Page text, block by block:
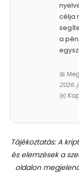
célja
a
📅
2026.
✉️
Tájékoztatás: A
és elemzések a
oldalon